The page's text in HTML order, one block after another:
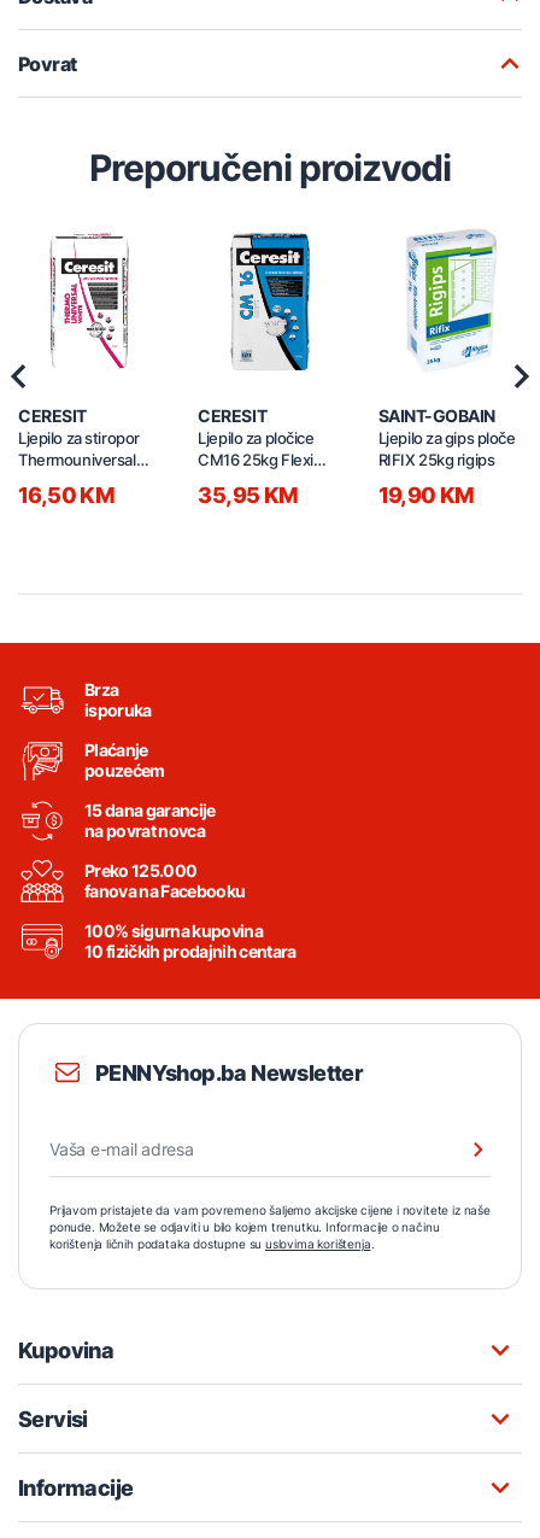
Povrat
Preporučeni proizvodi
CERESIT
Ljepilo za stiropor
Thermouniversal
16,50 KM
CERESIT
Ljepilo za pločice
CM16 25kg Flexi
35,95 KM
SAINT-GOBAIN
Ljepilo za gips ploče
RIFIX 25kg rigips
19,90 KM
Brza
isporuka
Plaćanje
pouzećem
15 dana garancije
na povrat novca
Preko 125.000
fanova na Facebooku
100% sigurna kupovina
10 fizičkih prodajnih centara
PENNYshop.ba Newsletter
Prijavom pristajete da vam povremeno šaljemo akcijske cijene i novitete iz naše
ponude. Možete se odjaviti u bilo kojem trenutku. Informacije o načinu
korištenja ličnih podataka dostupne su uslovima korištenja.
Kupovina
Servisi
Informacije